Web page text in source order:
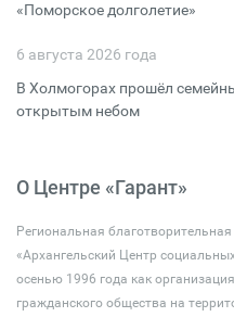
«Поморское долголетие»
6 августа 2026 года
В Холмогорах прошёл
открытым небом
О Центре «Гарант»
Региональная
«Архангельский Центр
осенью 1996 года как
гражданского общества на